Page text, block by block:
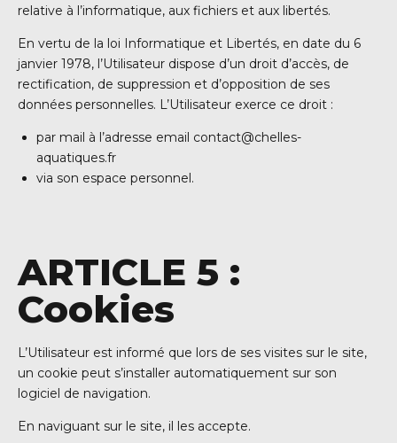
relative à l’informatique, aux fichiers et aux libertés.
En vertu de la loi Informatique et Libertés, en date du 6
janvier 1978, l’Utilisateur dispose d’un droit d’accès, de
rectification, de suppression et d’opposition de ses
données personnelles. L’Utilisateur exerce ce droit :
par mail à l’adresse email contact@chelles-
aquatiques.fr
via son espace personnel.
ARTICLE 5 :
Cookies
L’Utilisateur est informé que lors de ses visites sur le site,
un cookie peut s’installer automatiquement sur son
logiciel de navigation.
En naviguant sur le site, il les accepte.